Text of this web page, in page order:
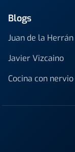
Blogs
Juan de la Herrán
Javier Vizcaino
Cocina con nervio